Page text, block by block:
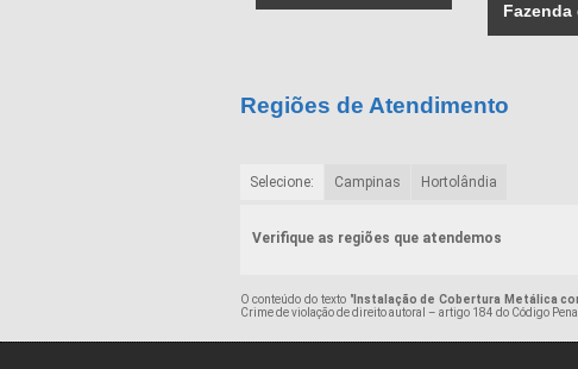
Fazenda
Regiões de Atendimento
Selecione: Campinas Hortolândia
Verifique as regiões que atendemos
O conteúdo do texto "Instalação de Cobertura Metálica
Crime de violação de direito autoral – artigo 184 do Código